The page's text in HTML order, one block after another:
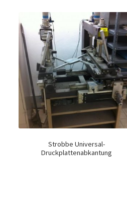
Strobbe Universal-
Druckplattenabkantung